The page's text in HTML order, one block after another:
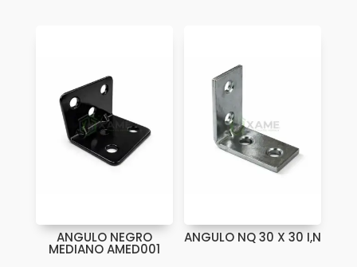
ANGULO NEGRO
MEDIANO AMED001
ANGULO NQ 30 X 30 I,N